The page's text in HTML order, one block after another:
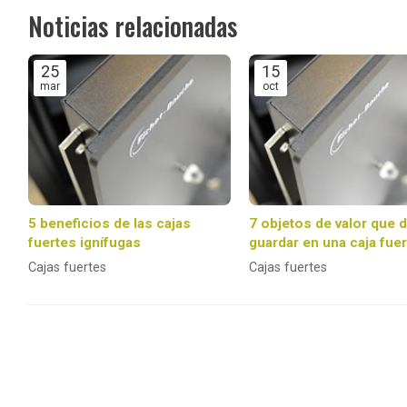
Noticias relacionadas
25
mar
5 beneficios de las cajas
fuertes ignífugas
Cajas fuertes
15
oct
7 objetos de valor que
guardar en una caja
Cajas fuertes